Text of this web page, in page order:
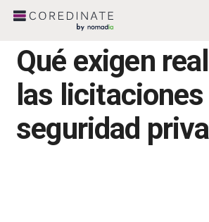
Qué exigen
las
seguridad